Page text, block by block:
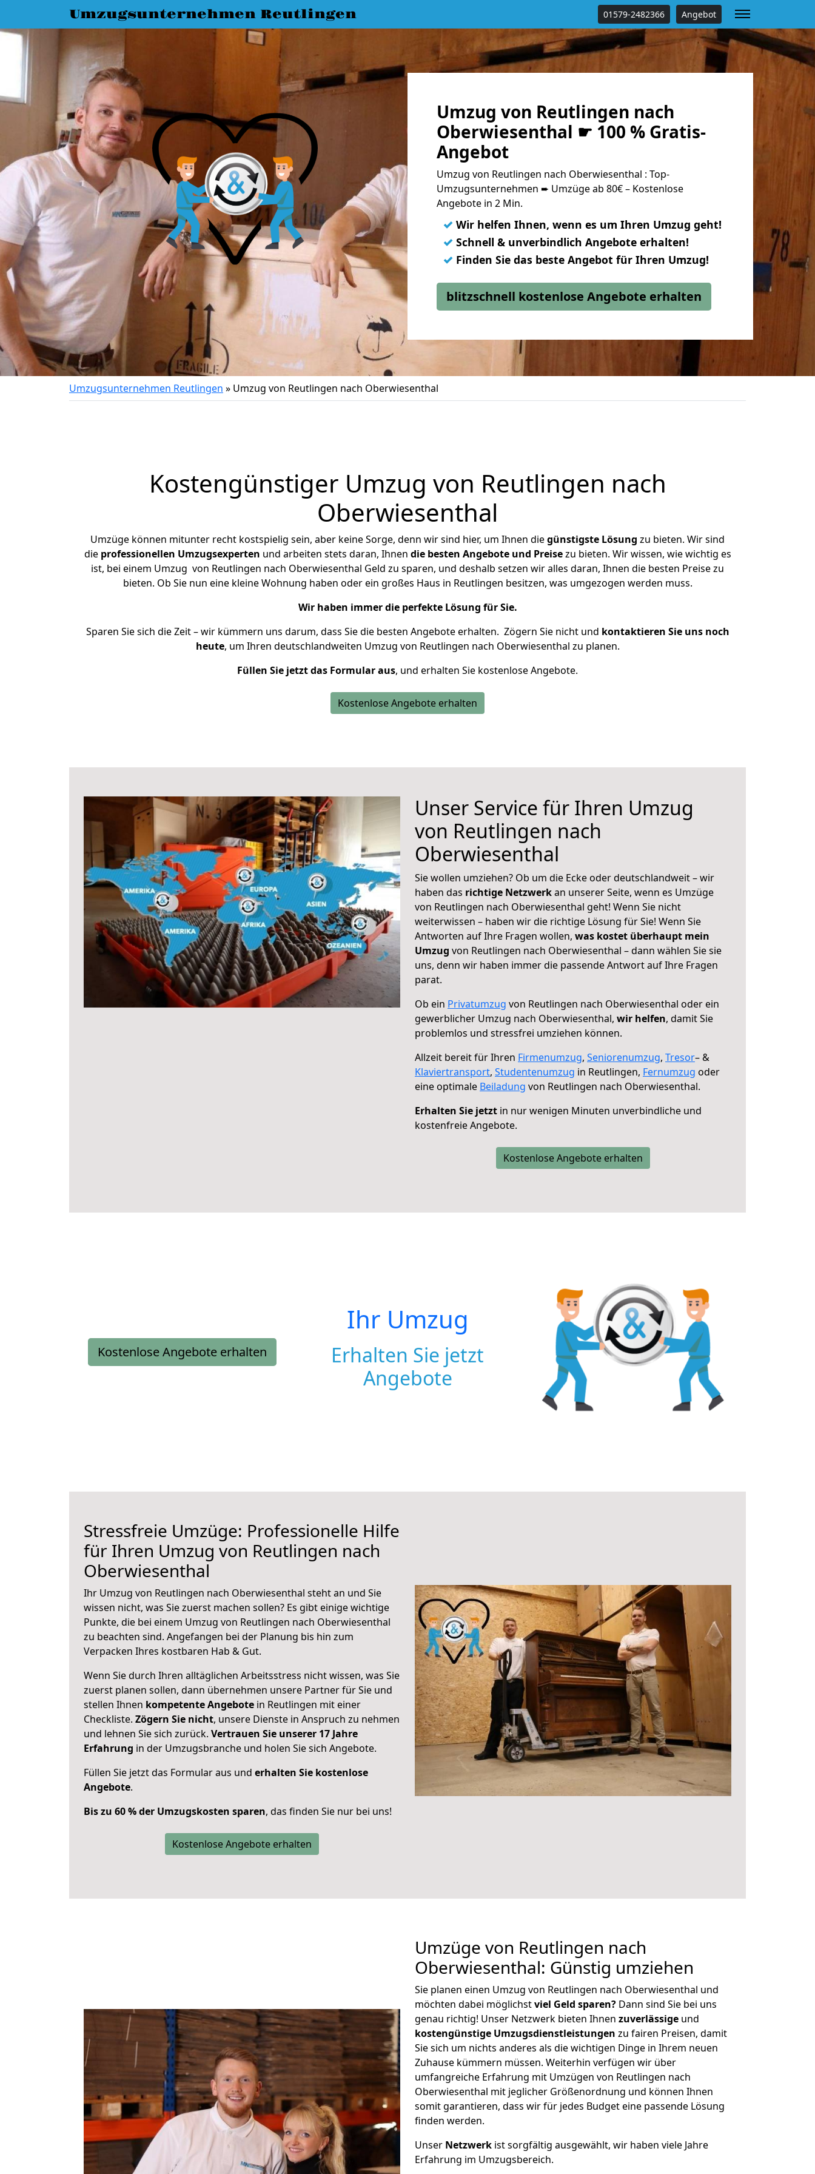
Umzugsunternehmen Reutlingen 01579-2482366 Angebot
Umzug von Reutlingen nach
Oberwiesenthal ☛ 100 % Gratis-
Angebot
Umzug von Reutlingen nach Oberwiesenthal : Top-
Umzugsunternehmen ➨ Umzüge ab 80€ – Kostenlose
Angebote in 2 Min.
✓ Wir helfen Ihnen, wenn es um Ihren Umzug geht!
✓ Schnell & unverbindlich Angebote erhalten!
✓ Finden Sie das beste Angebot für Ihren Umzug!
blitzschnell kostenlose Angebote erhalten
Umzugsunternehmen Reutlingen » Umzug von Reutlingen nach Oberwiesenthal
Kostengünstiger Umzug von Reutlingen nach
Oberwiesenthal
Umzüge können mitunter recht kostspielig sein, aber keine Sorge, denn wir sind hier, um Ihnen diegünstigste Lösung zu bieten. Wir sind
die professionellen Umzugsexperten und arbeiten stets daran, Ihnen die besten Angebote und Preisezu bieten. Wir wissen, wie wichtig es
ist, bei einem Umzug von Reutlingen nach Oberwiesenthal Geld zu sparen, und deshalb setzen wir alles daran, Ihnen die besten Preise zu
bieten. Ob Sie nun eine kleine Wohnung haben oder ein großes Haus in Reutlingen besitzen, was umgezogen werden muss.
Wir haben immer die perfekte Lösung für Sie.
Sparen Sie sich die Zeit – wir kümmern uns darum, dass Sie die besten Angebote erhalten. Zögern Sie nicht und kontaktieren Sie uns noch
heute, um Ihren deutschlandweiten Umzug von Reutlingen nach Oberwiesenthal zu planen.
Füllen Sie jetzt das Formular aus, und erhalten Sie kostenlose Angebote.
Kostenlose Angebote erhalten
Unser Service für Ihren Umzug
von Reutlingen nach
Oberwiesenthal
Sie wollen umziehen? Ob um die Ecke oder deutschlandweit – wir
haben das richtige Netzwerkan unserer Seite, wenn es Umzüge
von Reutlingen nach Oberwiesenthal geht! Wenn Sie nicht
weiterwissen – haben wir die richtige Lösung für Sie! Wenn Sie
Antworten auf Ihre Fragen wollen, was kostet überhaupt mein
Umzug von Reutlingen nach Oberwiesenthal – dann wählen Sie sie
uns, denn wir haben immer die passende Antwort auf Ihre Fragen
parat.
Ob ein Privatumzug von Reutlingen nach Oberwiesenthal oder ein
gewerblicher Umzug nach Oberwiesenthal, wir helfen, damit Sie
problemlos und stressfrei umziehen können.
Allzeit bereit für Ihren Firmenumzug, Seniorenumzug, Tresor– &
Klaviertransport, Studentenumzug in Reutlingen, Fernumzug oder
eine optimale Beiladung von Reutlingen nach Oberwiesenthal.
Erhalten Sie jetzt in nur wenigen Minuten unverbindliche und
kostenfreie Angebote.
Kostenlose Angebote erhalten
Kostenlose Angebote erhalten
Ihr Umzug
Erhalten Sie jetzt
Angebote
Stressfreie Umzüge: Professionelle Hilfe
für Ihren Umzug von Reutlingen nach
Oberwiesenthal
Ihr Umzug von Reutlingen nach Oberwiesenthal steht an und Sie
wissen nicht, was Sie zuerst machen sollen? Es gibt einige wichtige
Punkte, die bei einem Umzug von Reutlingen nach Oberwiesenthal
zu beachten sind. Angefangen bei der Planung bis hin zum
Verpacken Ihres kostbaren Hab & Gut.
Wenn Sie durch Ihren alltäglichen Arbeitsstress nicht wissen, was Sie
zuerst planen sollen, dann übernehmen unsere Partner für Sie und
stellen Ihnen kompetente Angebote in Reutlingen mit einer
Checkliste. Zögern Sie nicht, unsere Dienste in Anspruch zu nehmen
und lehnen Sie sich zurück. Vertrauen Sie unserer 17 Jahre
Erfahrung in der Umzugsbranche und holen Sie sich Angebote.
Füllen Sie jetzt das Formular aus und erhalten Sie kostenlose
Angebote.
Bis zu 60 % der Umzugskosten sparen, das finden Sie nur bei uns!
Kostenlose Angebote erhalten
Umzüge von Reutlingen nach
Oberwiesenthal: Günstig umziehen
Sie planen einen Umzug von Reutlingen nach Oberwiesenthal und
möchten dabei möglichstviel Geld sparen? Dann sind Sie bei uns
genau richtig! Unser Netzwerk bieten Ihnen zuverlässige und
kostengünstige Umzugsdienstleistungen zu fairen Preisen, damit
Sie sich um nichts anderes als die wichtigen Dinge in Ihrem neuen
Zuhause kümmern müssen. Weiterhin verfügen wir über
umfangreiche Erfahrung mit Umzügen von Reutlingen nach
Oberwiesenthal mit jeglicher Größenordnung und können Ihnen
somit garantieren, dass wir für jedes Budget eine passende Lösung
finden werden.
Unser Netzwerk ist sorgfältig ausgewählt, wir haben viele Jahre
Erfahrung im Umzugsbereich.